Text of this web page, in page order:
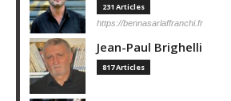
231 Articles
https://bennasarlaffranchi.fr
Jean-Paul Brighelli
817 Articles